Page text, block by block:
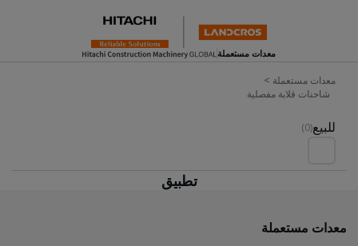
معدات مستعملة
معدات مستعملة >
شاحنات قلابة مفصلية
Used Inventory For Sale
للبيع(0)
تطبيق
معدات مستعملة